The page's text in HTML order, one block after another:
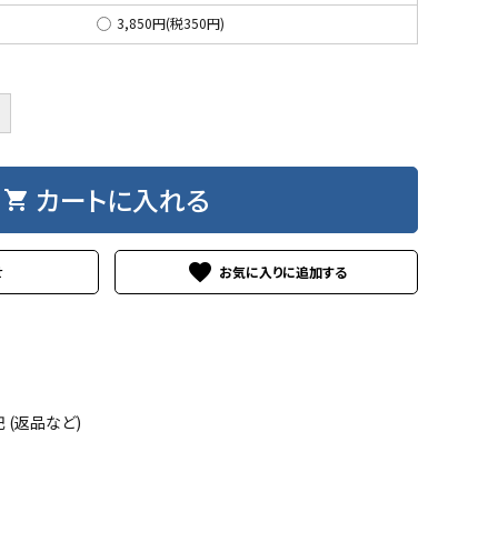
3,850円(税350円)
shopping_cart カートに入れる
favorite
(返品など)